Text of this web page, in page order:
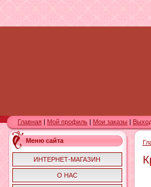
Главная Мой профиль Мои заказы
Меню сайта
ИНТЕРНЕТ-МАГАЗИН
О НАС